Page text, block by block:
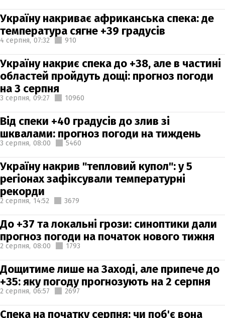
Україну накриває африканська спека: де
температура сягне +39 градусів
4 серпня, 07:32 910
Україну накриє спека до +38, але в частині
областей пройдуть дощі: прогноз погоди
на 3 серпня
3 серпня, 09:27 10960
Від спеки +40 градусів до злив зі
шквалами: прогноз погоди на тиждень
3 серпня, 08:00 5460
Україну накрив "тепловий купол": у 5
регіонах зафіксували температурні
рекорди
2 серпня, 14:52 3679
До +37 та локальні грози: синоптики дали
прогноз погоди на початок нового тижня
2 серпня, 08:00 1793
Дощитиме лише на Заході, але припече до
+35: яку погоду прогнозують на 2 серпня
2 серпня, 06:57 2697
Спека на початку серпня: чи поб'є вона